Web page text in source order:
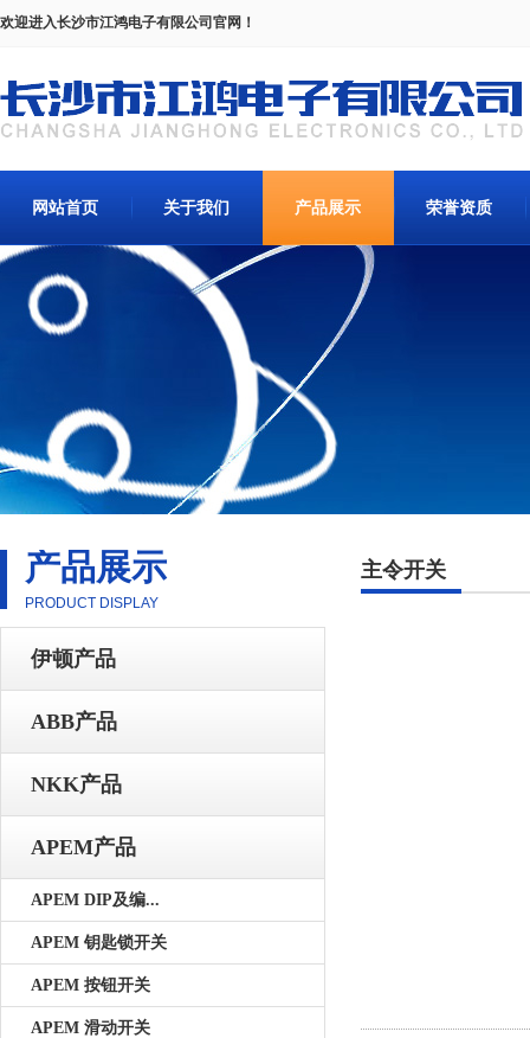
欢迎进入长沙市江鸿电子有限公司官网！
网站首页 关于我们 产品展示 荣誉资质
产品展示
PRODUCT DISPLAY
伊顿产品
ABB产品
NKK产品
APEM产品
APEM DIP及编...
APEM 钥匙锁开关
APEM 按钮开关
APEM 滑动开关
主令开关